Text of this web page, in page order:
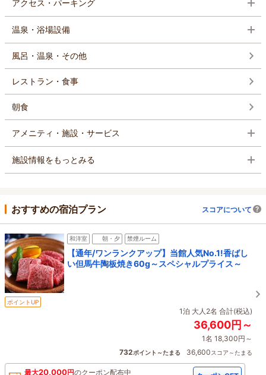
アクセス・パーキング
温泉・浴場設備
風呂・温泉・その他
レストラン・食事
朝食
アメニティ・施設・サービス
施設情報をもっとみる
おすすめの宿泊プラン スコアについて
和洋室 朝・夕 禁煙ルーム
【通年/ワンランクアップ】当館人気No.1!香ばし
い但馬牛陶板焼き60g～スペシャルプライス～
ポイントUP
1泊 大人2名 合計(税込)
36,600円～
1名 18,300円～
732ポイント～たまる 36,600スコア～たまる
最大20,000円のクーポン配布中